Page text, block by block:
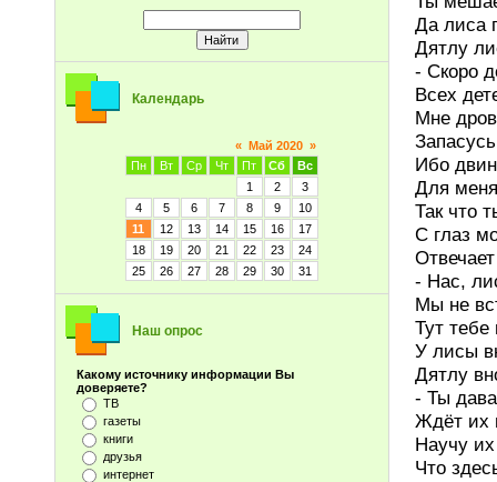
Календарь
« Май 2020 »
Пн
Вт Ср Чт Пт Сб
Вс
1
2
3
4
5 6 7 8 9
10
11
12 13 14 15 16
17
18
19 20 21 22 23
24
25
26 27 28 29 30 31
Наш опрос
Какому источнику информации Вы
доверяете?
ТВ
газеты
книги
друзья
интернет
Да лиса
Дятлу
- Скоро
Всех
Мне
Ибо
Для
Так что
С глаз
- Нас,
Мы не
Тут тебе
У лисы
Дятлу
- Ты
Ждёт их
Научу
Что